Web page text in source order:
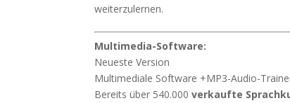
weiterzulernen.
Multimedia-Software:
Neueste Version
Multimediale Software +MP3-Audio-
Bereits über 540.000verkaufte